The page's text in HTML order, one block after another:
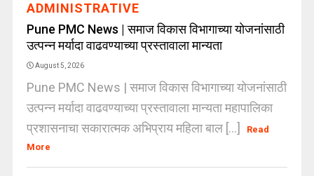
ADMINISTRATIVE
Pune PMC News | समाज विकास विभागाच्या योजनांसाठी
उत्पन्न मर्यादा वाढवण्याच्या प्रस्तावाला मान्यता
August 5, 2026
Pune PMC News | समाज विकास विभागाच्या योजनांसाठी
उत्पन्न मर्यादा वाढवण्याच्या प्रस्तावाला मान्यता महापालिका
प्रशासनाचा सकारात्मक अभिप्राय महिला बाल [...]
Read
More